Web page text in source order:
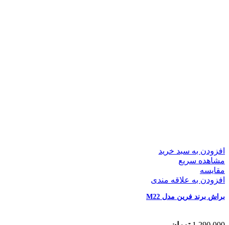
افزودن به سبد خرید
مشاهده سریع
مقایسه
افزودن به علاقه مندی
براش برند فرین مدل M22